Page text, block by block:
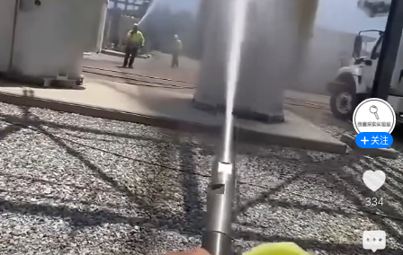
关注
334